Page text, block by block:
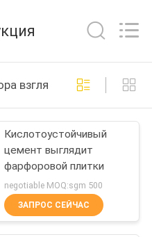
475
39
взгляда цемента
Кислотоустойчивый
цемент выглядит
фарфоровой плитки
negotiable MOQ:sgm 500
ЗАПРОС СЕЙЧАС